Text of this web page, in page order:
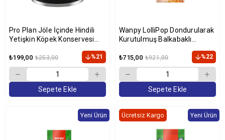
Pro Plan Jöle İçinde Hindili
Yetişkin Köpek Konservesi
₺199,00 ₺253,00 %21
Sepete Ekle
Wanpy LolliPop Dondurularak
Kurutulmuş Balkabaklı
6gr (10'lu)
₺715,00 ₺921,00 %22
Sepete Ekle
Yeni Ürün Ücretsiz Kargo Yeni Ürün